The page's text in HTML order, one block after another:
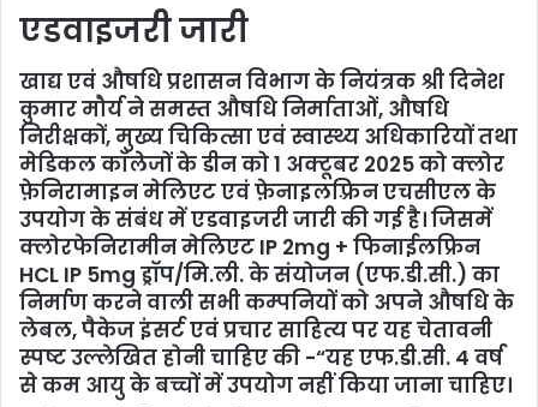
एडवाइजरी जारी
खाद्य एवं औषधि प्रशासन विभाग के नियंत्रक श्री दिनेश
कुमार मौर्य ने समस्त औषधि निर्माताओं, औषधि
निरीक्षकों, मुख्य चिकित्सा एवं स्वास्थ्य अधिकारियों तथा
मेडिकल कॉलेजों के डीन को 1 अक्टूबर 2025 को क्लोर
फ़ेनिरामाइन मेलिएट एवं फ़ेनाइलफ़्रिन एचसीएल के
उपयोग के संबंध में एडवाइजरी जारी की गई है। जिसमें
क्लोरफेनिरामीन मेलिएट IP 2mg + फिनाईलफ्रिन
HCL IP 5mg ड्रॉप/मि.ली. के संयोजन (एफ.डी.सी.) का
निर्माण करने वाली सभी कम्पनियों को अपने औषधि के
लेबल, पैकेज इंसर्ट एवं प्रचार साहित्य पर यह चेतावनी
स्पष्ट उल्लेखित होनी चाहिए की -“यह एफ.डी.सी. 4 वर्ष
से कम आयु के बच्चों में उपयोग नहीं किया जाना चाहिए।